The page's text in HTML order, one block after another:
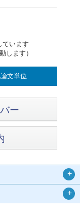
ています
します）
論文単位
ー